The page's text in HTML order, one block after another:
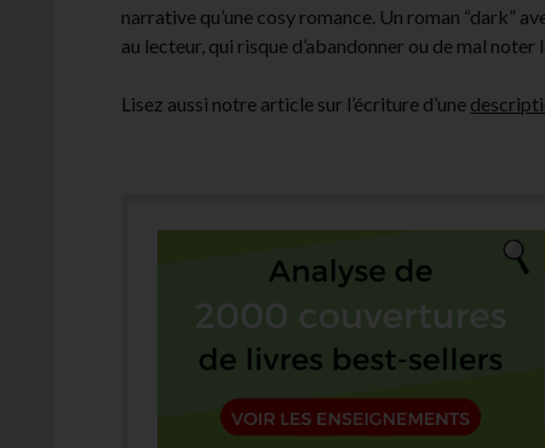
narrative qu’une cosy romance. Un roman “dark”
au lecteur, qui risque d’abandonner ou de mal noter
Lisez aussi notre article sur l’écriture d’une